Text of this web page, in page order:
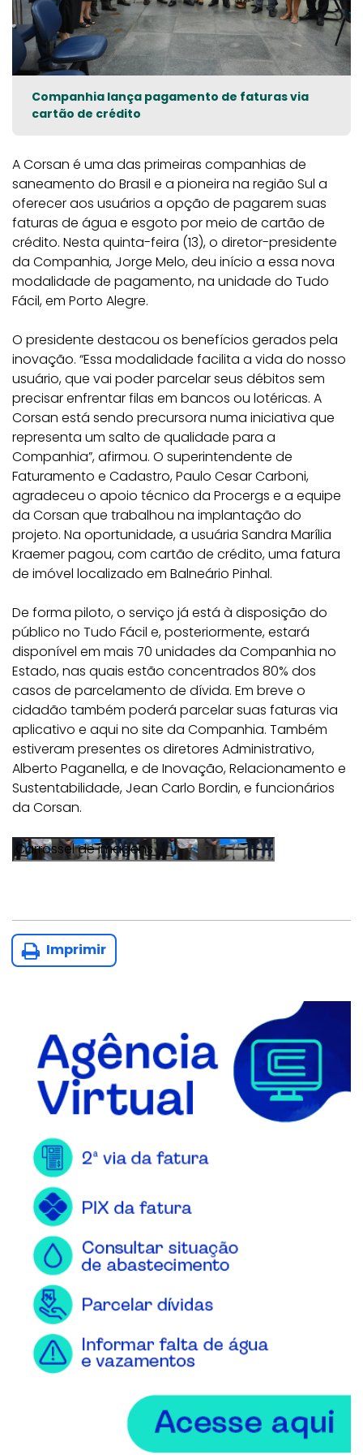
Companhia lança pagamento de faturas via
cartão de crédito
A Corsan é uma das primeiras companhias de
saneamento do Brasil e a pioneira na região Sul a
oferecer aos usuários a opção de pagarem suas
faturas de água e esgoto por meio de cartão de
crédito. Nesta quinta-feira (13), o diretor-presidente
da Companhia, Jorge Melo, deu início a essa nova
modalidade de pagamento, na unidade do Tudo
Fácil, em Porto Alegre.
O presidente destacou os benefícios gerados pela
inovação. “Essa modalidade facilita a vida do nosso
usuário, que vai poder parcelar seus débitos sem
precisar enfrentar filas em bancos ou lotéricas. A
Corsan está sendo precursora numa iniciativa que
representa um salto de qualidade para a
Companhia”, afirmou. O superintendente de
Faturamento e Cadastro, Paulo Cesar Carboni,
agradeceu o apoio técnico da Procergs e a equipe
da Corsan que trabalhou na implantação do
projeto. Na oportunidade, a usuária Sandra Marília
Kraemer pagou, com cartão de crédito, uma fatura
de imóvel localizado em Balneário Pinhal.
De forma piloto, o serviço já está à disposição do
público no Tudo Fácil e, posteriormente, estará
disponível em mais 70 unidades da Companhia no
Estado, nas quais estão concentrados 80% dos
casos de parcelamento de dívida. Em breve o
cidadão também poderá parcelar suas faturas via
aplicativo e aqui no site da Companhia. Também
estiveram presentes os diretores Administrativo,
Alberto Paganella, e de Inovação, Relacionamento e
Sustentabilidade, Jean Carlo Bordin, e funcionários
da Corsan.
Imprimir